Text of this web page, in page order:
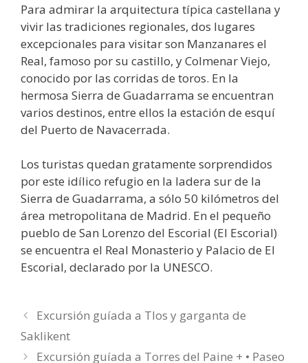
Para admirar la arquitectura típica castellana y
vivir las tradiciones regionales, dos lugares
excepcionales para visitar son Manzanares el
Real, famoso por su castillo, y Colmenar Viejo,
conocido por las corridas de toros. En la
hermosa Sierra de Guadarrama se encuentran
varios destinos, entre ellos la estación de esquí
del Puerto de Navacerrada.
Los turistas quedan gratamente sorprendidos
por este idílico refugio en la ladera sur de la
Sierra de Guadarrama, a sólo 50 kilómetros del
área metropolitana de Madrid. En el pequeño
pueblo de San Lorenzo del Escorial (El Escorial)
se encuentra el Real Monasterio y Palacio de El
Escorial, declarado por la UNESCO.
Excursión guíada a Tlos y garganta de
Saklikent
Excursión guíada a Torres del Paine + • Paseo